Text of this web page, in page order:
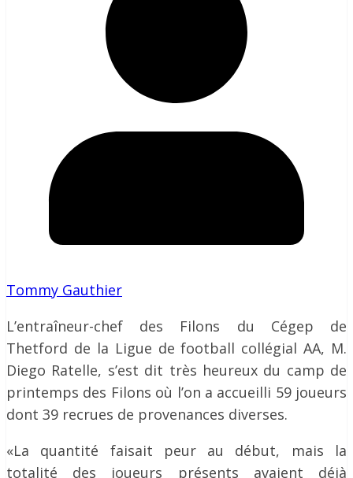
Tommy Gauthier
L’entraîneur-chef des Filons du Cégep de
Thetford de la Ligue de football collégial AA, M.
Diego Ratelle, s’est dit très heureux du camp de
printemps des Filons où l’on a accueilli 59 joueurs
dont 39 recrues de provenances diverses.
«La quantité faisait peur au début, mais la
totalité des joueurs présents avaient déjà